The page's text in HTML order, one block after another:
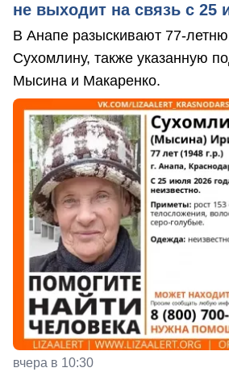
не выходит на связь с 25
В Анапе разыскивают 77-
Сухомлину, также указанную
Мысина и Макаренко.
вчера в 10:30